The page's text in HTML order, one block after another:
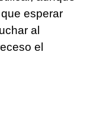
esperar
al
el